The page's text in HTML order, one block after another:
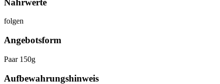
folgen
Angebotsform
Paar 150g
Aufbewahrungshinweis